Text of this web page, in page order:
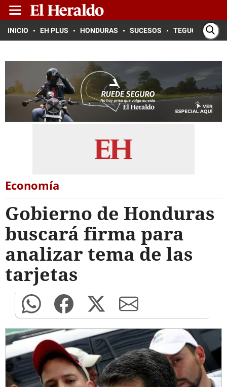
INICIO EH PLUS HONDURAS SUCESOS TEGUCIGALPA
Economía
Gobierno de Honduras
buscará firma para
analizar tema de las
tarjetas